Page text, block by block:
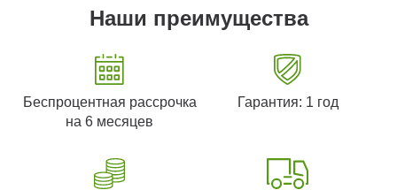
Наши преимущества
Беспроцентная рассрочка
на 6 месяцев
Гарантия: 1 год